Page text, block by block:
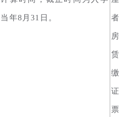
当年8月31日。 者
房
赁
缴
证
票